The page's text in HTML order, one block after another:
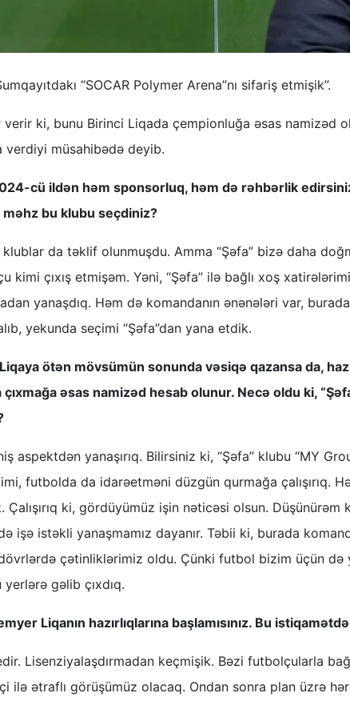
“SOCAR Polymer Arena”nı sifariş etmişik”.
verir ki, bunu Birinci Liqada çempionluğa əsas namizəd
verdiyi müsahibədə deyib.
cü ildən həm sponsorluq, həm də rəhbərlik
bu klubu seçdiniz?
klublar da təklif olunmuşdu. Amma “Şəfa” bizə daha
kimi çıxış etmişəm. Yəni, “Şəfa” ilə bağlı xoş
yanaşdıq. Həm də komandanın ənənələri var,
yekunda seçimi “Şəfa”dan yana etdik.
ötən mövsümün sonunda vəsiqə qazansa da,
əsas namizəd hesab olunur. Necə oldu ki,
aspektdən yanaşırıq. Bilirsiniz ki, “Şəfa” klubu “MY
futbolda da idarəetməni düzgün qurmağa çalışırıq.
ki, gördüyümüz işin nəticəsi olsun.
işə istəkli yanaşmamız dayanır. Təbii ki, burada
çətinliklərimiz oldu. Çünki futbol bizim üçün də
gəlib çıxdıq.
Liqanın hazırlıqlarına başlamısınız. Bu
Lisenziyalaşdırmadan keçmişik. Bəzi futbolçularla
ilə ətraflı görüşümüz olacaq. Ondan sonra plan üzrə